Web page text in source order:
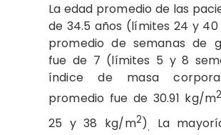
La edad promedio de las
de 34.5 años (límites 24 y 40
promedio de semanas de
fue de 7 (límites 5 y 8
índice de masa
promedio fue de 30.91 kg/m2
25 y 38 kg/m2). La